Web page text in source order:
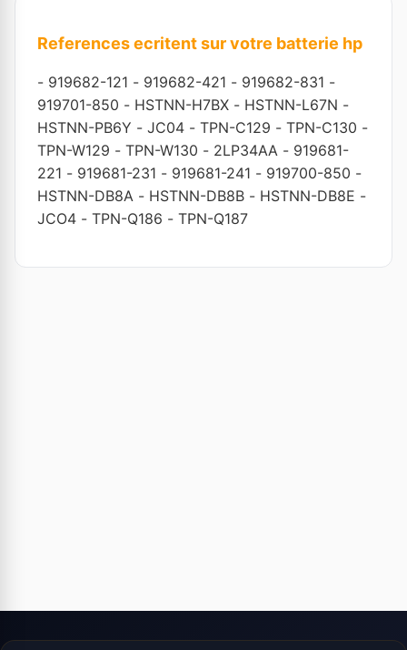
References ecritent sur votre batterie hp
- 919682-121 - 919682-421 - 919682-831 -
919701-850 - HSTNN-H7BX - HSTNN-L67N -
HSTNN-PB6Y - JC04 - TPN-C129 - TPN-C130 -
TPN-W129 - TPN-W130 - 2LP34AA - 919681-
221 - 919681-231 - 919681-241 - 919700-850 -
HSTNN-DB8A - HSTNN-DB8B - HSTNN-DB8E -
JCO4 - TPN-Q186 - TPN-Q187